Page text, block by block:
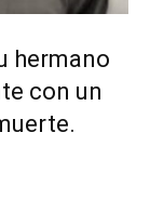
hermano
con un